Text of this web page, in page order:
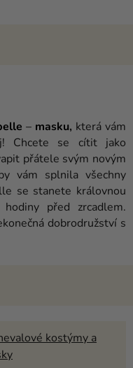
– masku, která vám
Chcete se cítit jako
přátele svým novým
vám splnila všechny
se stanete královnou
před zrcadlem.
dobrodružství s
kostýmy a